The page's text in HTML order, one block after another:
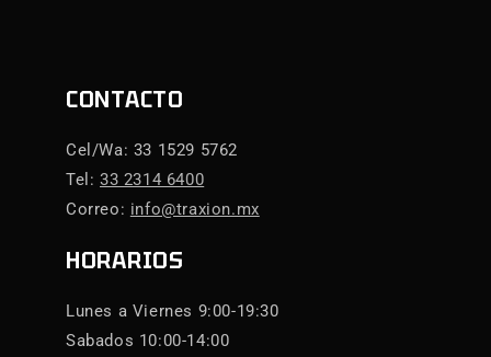
CONTACTO
Cel/Wa: 33 1529 5762
Tel:33 2314 6400
Correo: info@traxion.mx
HORARIOS
Lunes a Viernes 9:00-19:30
Sabados 10:00-14:00